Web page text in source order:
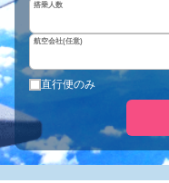
搭乗人数
航空会社(任意)
直行便のみ